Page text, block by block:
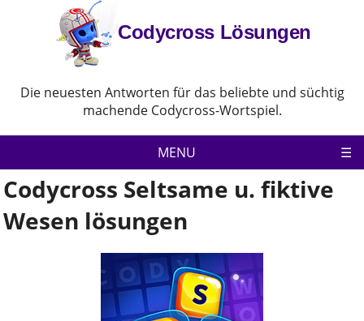
Codycross Lösungen
Die neuesten Antworten für das beliebte und süchtig
machende Codycross-Wortspiel.
MENU
Codycross
Datenschutz-Bestimmungen
Haftungsausschluss Kontaktiere uns
Codycross Seltsame u. fiktive
Wesen lösungen